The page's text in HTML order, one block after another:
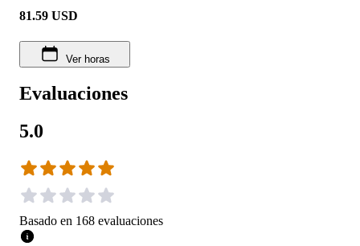
81.59 USD
Ver horas
Evaluaciones
5.0
Basado en 168 evaluaciones